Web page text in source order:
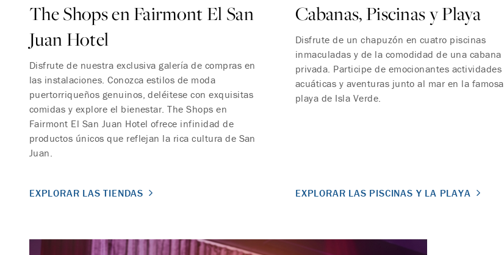
The Shops en Fairmont El San
Juan Hotel
Disfrute de nuestra exclusiva galería de compras en
las instalaciones. Conozca estilos de moda
puertorriqueños genuinos, deléitese con exquisitas
comidas y explore el bienestar. The Shops en
Fairmont El San Juan Hotel ofrece infinidad de
productos únicos que reflejan la rica cultura de San
Juan.
EXPLORAR LAS TIENDAS
Cabanas, Piscinas y Playa
Disfrute de un chapuzón en cuatro piscinas
inmaculadas y de la comodidad de una cabana
privada. Participe de emocionantes actividades
acuáticas y aventuras junto al mar en la famosa
playa de Isla Verde.
EXPLORAR LAS PISCINAS Y LA PLAYA